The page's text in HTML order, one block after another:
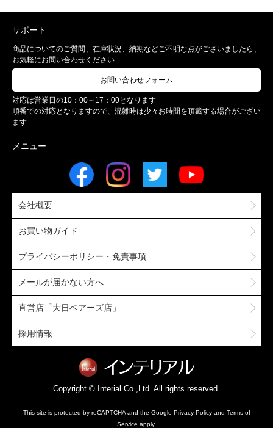
サポート
商品についてのご質問、在庫状況、納期などご不明な点がございましたら、
お気軽にお問い合わせください
お問い合わせフォーム
対応は営業日の10：00～17：00となります
順番での対応となりますので、混雑時は少々お時間を頂戴する場合がござい
ます
会社概要
お買い物ガイド
プライバシーポリシー・免責事項
メールが届かない方へ
直営店「大日ベアーズ店」
採用情報
Copyright © Interial Co.,Ltd. All rights reserved.
This site is protected by reCAPTCHA and the Google Privacy Policyand Terms of
Service apply.